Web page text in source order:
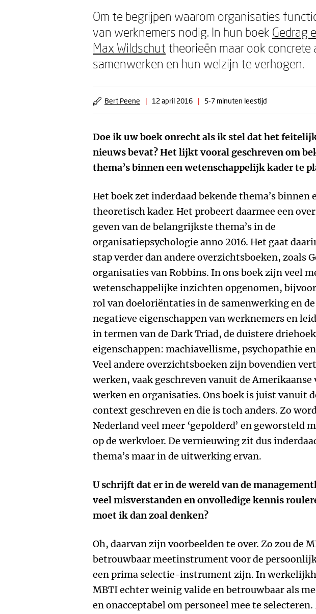
Om te begrijpen waarom organisaties
van werknemers nodig. In hun boek Gedrag
Max Wildschut theorieën maar ook
samenwerken en hun welzijn te verhogen.
Bert Peene | 12 april 2016 | 5-7 minuten leestijd
Doe ik uw boek onrecht als ik stel dat het
nieuws bevat? Het lijkt vooral geschreven om
thema’s binnen een wetenschappelijk kader te
Het boek zet inderdaad bekende thema’s binnen
theoretisch kader. Het probeert daarmee een
geven van de belangrijkste thema’s in de
organisatiepsychologie anno 2016. Het gaat
stap verder dan andere overzichtsboeken, zoals
organisaties van Robbins. In ons boek zijn veel
wetenschappelijke inzichten opgenomen,
rol van doeloriëntaties in de samenwerking en
negatieve eigenschappen van werknemers en
in termen van de Dark Triad, de duistere
eigenschappen: machiavellisme, psychopathie
Veel andere overzichtsboeken zijn bovendien
werken, vaak geschreven vanuit de Amerikaanse
werken en organisaties. Ons boek is juist vanuit
context geschreven en die is toch anders. Zo
Nederland veel meer ‘gepolderd’ en geworsteld
op de werkvloer. De vernieuwing zit dus
thema’s maar in de uitwerking ervan.
U schrijft dat er in de wereld van de
veel misverstanden en onvolledige kennis
moet ik dan zoal denken?
Oh, daarvan zijn voorbeelden te over. Zo zou de
betrouwbaar meetinstrument voor de
een prima selectie-instrument zijn. In
MBTI echter weinig valide en betrouwbaar als
en onacceptabel om personeel mee te selecteren.